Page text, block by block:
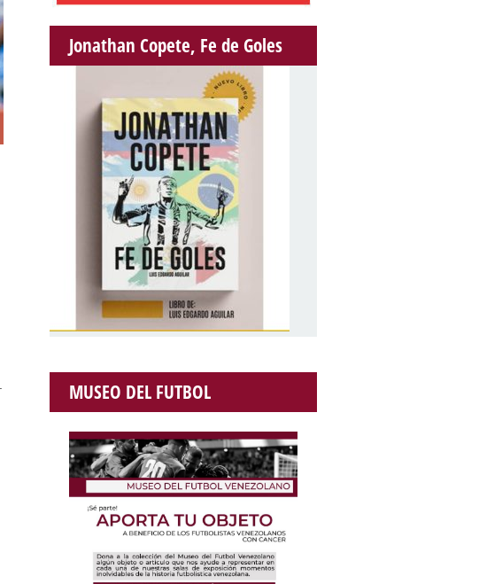
Jonathan Copete, Fe de Goles
MUSEO DEL FUTBOL